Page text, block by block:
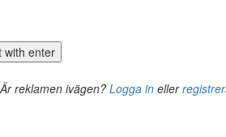
Är reklamen ivägen? Logga ineller